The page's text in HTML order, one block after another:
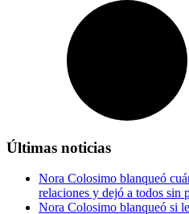
Últimas noticias
Nora Colosimo blanqueó
relaciones y dejó a todos sin
Nora Colosimo blanqueó si